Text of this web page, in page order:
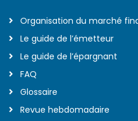
Organisation du marché
Le guide de l’émetteur
Le guide de l’épargnant
FAQ
Glossaire
Revue hebdomadaire